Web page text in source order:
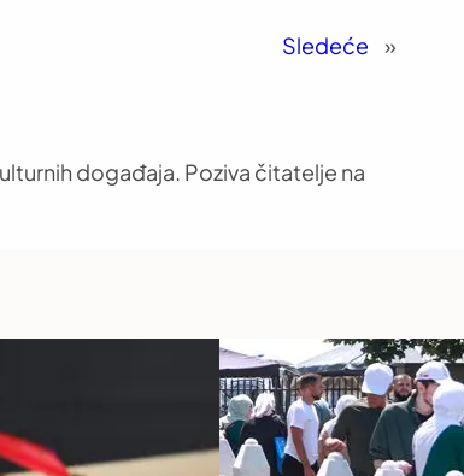
Sledeće »
događaja. Poziva čitatelje na